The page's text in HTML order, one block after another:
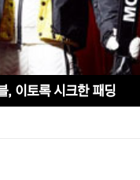
, 이토록 시크한 패딩